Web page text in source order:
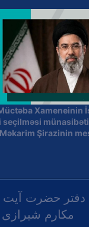
Xameneinin
seçilməsi
Şirazinin
دفتر حضرت آیت
مکارم شیرازی